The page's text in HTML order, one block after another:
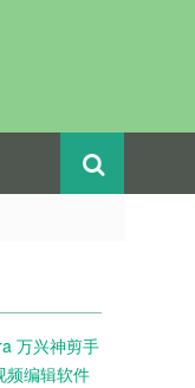
万兴神剪手
编辑软件